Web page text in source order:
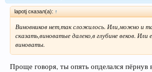
lapotj сказал(а): ↑
Виновников нет,так сложилось. Или,можно и
сказать,виноватые далеко,в глубине веков. Или
виноваты.
Проще говоря, ты опять опделался пёрнув